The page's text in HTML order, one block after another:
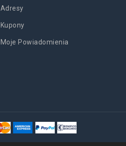
Adresy
Kupony
Moje Powiadomienia